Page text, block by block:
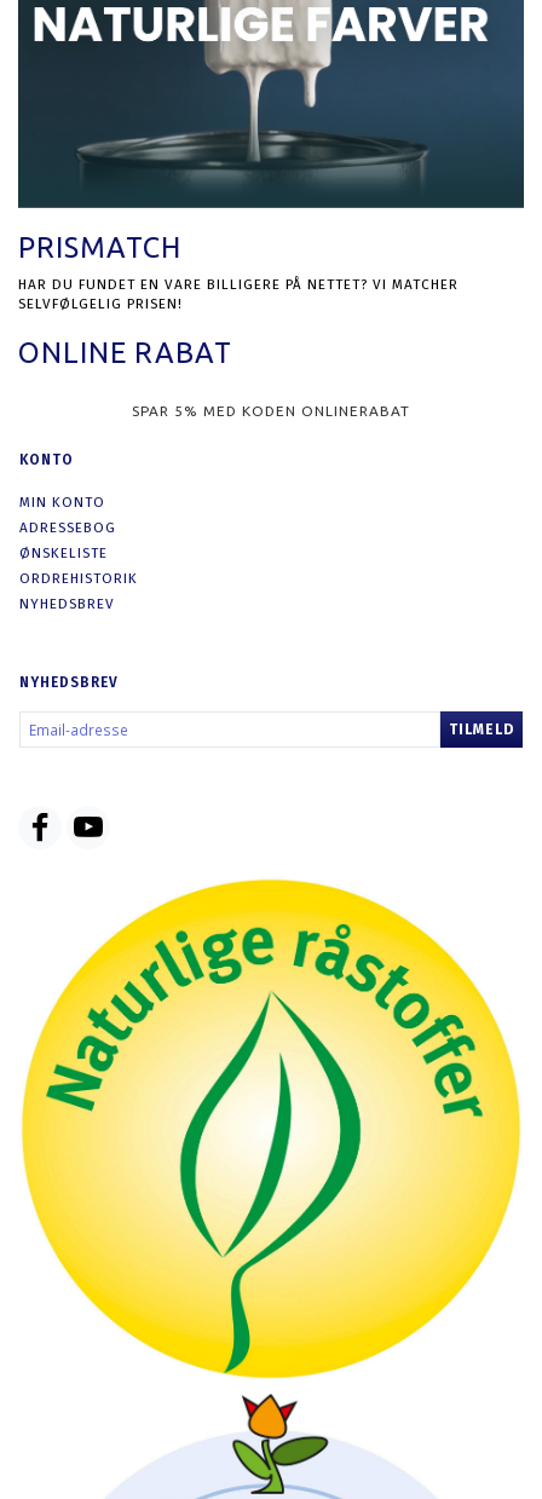
PRISMATCH
HAR DU FUNDET EN VARE BILLIGERE PÅ NETTET? VI MATCHER
SELVFØLGELIG PRISEN!
ONLINE RABAT
SPAR 5% MED KODEN ONLINERABAT
KONTO
MIN KONTO
ADRESSEBOG
ØNSKELISTE
ORDREHISTORIK
NYHEDSBREV
NYHEDSBREV
EMAIL-
ADRESSE
TILMELD